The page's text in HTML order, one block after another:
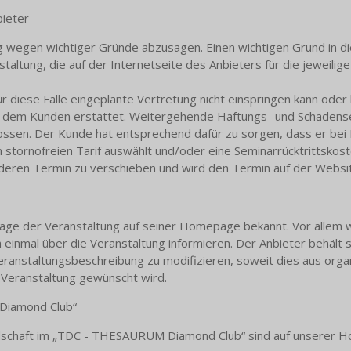
wichtiger Gründe abzusagen. Einen wichtigen Grund in
die auf der Internetseite des Anbieters für die
diese Fälle eingeplante Vertretung nicht einspringen kann
Kunden erstattet. Weitergehende Haftungs- und
Der Kunde hat entsprechend dafür zu sorgen, dass er
Tarif auswählt und/oder eine
Termin zu verschieben und wird den Termin auf der
der Veranstaltung auf seiner Homepage bekannt. Vor
über die Veranstaltung informieren. Der Anbieter behält
zu modifizieren, soweit dies aus
gewünscht wird.
Club“
im „TDC - THESAURUM Diamond Club“ sind auf unserer